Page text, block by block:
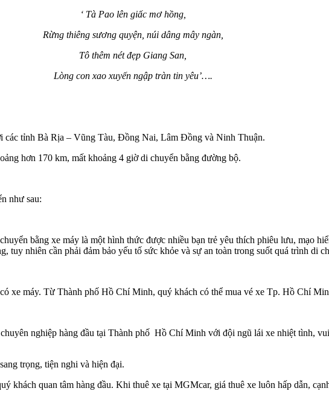
‘ Tà Pao lên giấc mơ hồng,
Rừng thiêng sương quyện, núi dâng mây ngàn,
Tô thêm nét đẹp Giang San,
Lòng con xao xuyến ngập tràn tin yêu’….
tỉnh Bà Rịa – Vũng Tàu, Đồng Nai, Lâm Đồng và Ninh Thuận.
hơn 170 km, mất khoảng 4 giờ di chuyển bằng đường bộ.
như sau:
bằng xe máy là một hình thức được nhiều bạn trẻ yêu thích phiêu lưu, mạo
tuy nhiên cần phải đảm bảo yếu tố sức khỏe và sự an toàn trong suốt quá trình di
máy. Từ Thành phố Hồ Chí Minh, quý khách có thể mua vé xe Tp. Hồ Chí
nghiệp hàng đầu tại Thành phố Hồ Chí Minh với đội ngũ lái xe nhiệt tình,
trọng, tiện nghi và hiện đại.
khách quan tâm hàng đầu. Khi thuê xe tại MGMcar, giá thuê xe luôn hấp dẫn,